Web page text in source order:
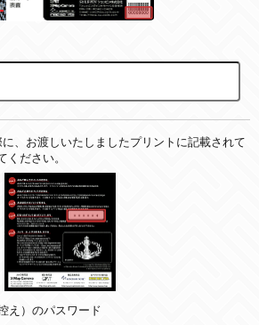
、お渡しいたしましたプリントに記載されて
ださい。
え）のパスワード